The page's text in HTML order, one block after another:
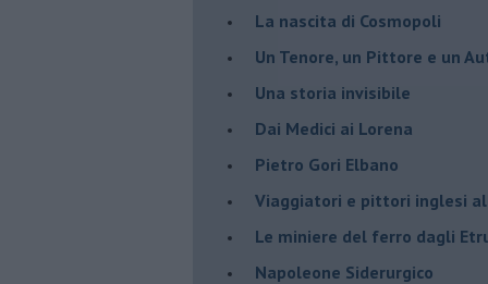
La nascita di Cosmopoli
​Un Tenore, un Pittore e un
Una storia invisibile
Dai Medici ai Lorena
​Pietro Gori Elbano
​Viaggiatori e pittori inglesi
Le miniere del ferro dagli
​Napoleone Siderurgico